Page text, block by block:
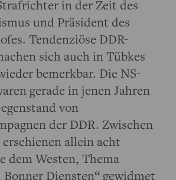
in der Zeit des
und Präsident des
Tendenziöse DDR-
sich auch in Tübkes
bemerkbar. Die NS-
gerade in jenen Jahren
von
der DDR. Zwischen
allein acht
dem Westen, Thema
Diensten“ gewidmet